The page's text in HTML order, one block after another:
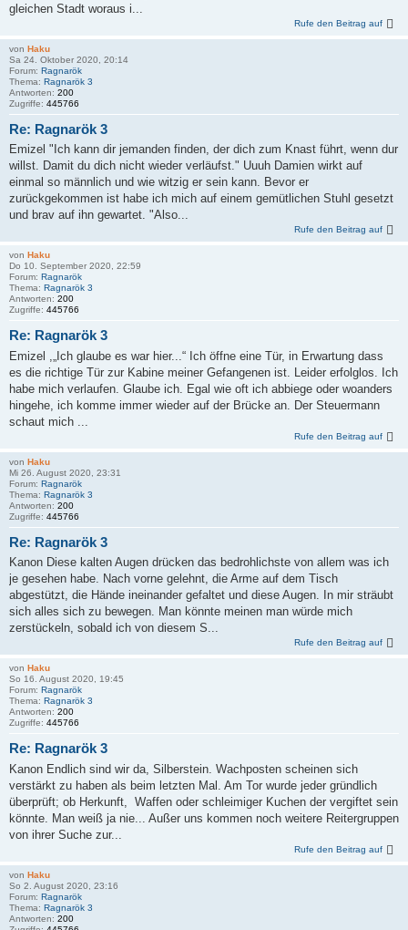
gleichen Stadt woraus i...
Rufe den Beitrag auf
von Haku
Sa 24. Oktober 2020, 20:14
Forum: Ragnarök
Thema: Ragnarök 3
Antworten: 200
Zugriffe: 445766
Re: Ragnarök 3
Emizel "Ich kann dir jemanden finden, der dich zum Knast führt, wenn dur
willst. Damit du dich nicht wieder verläufst." Uuuh Damien wirkt auf
einmal so männlich und wie witzig er sein kann. Bevor er
zurückgekommen ist habe ich mich auf einem gemütlichen Stuhl gesetzt
und brav auf ihn gewartet. "Also...
Rufe den Beitrag auf
von Haku
Do 10. September 2020, 22:59
Forum: Ragnarök
Thema: Ragnarök 3
Antworten: 200
Zugriffe: 445766
Re: Ragnarök 3
Emizel ,„Ich glaube es war hier...“ Ich öffne eine Tür, in Erwartung dass
es die richtige Tür zur Kabine meiner Gefangenen ist. Leider erfolglos. Ich
habe mich verlaufen. Glaube ich. Egal wie oft ich abbiege oder woanders
hingehe, ich komme immer wieder auf der Brücke an. Der Steuermann
schaut mich ...
Rufe den Beitrag auf
von Haku
Mi 26. August 2020, 23:31
Forum: Ragnarök
Thema: Ragnarök 3
Antworten: 200
Zugriffe: 445766
Re: Ragnarök 3
Kanon Diese kalten Augen drücken das bedrohlichste von allem was ich
je gesehen habe. Nach vorne gelehnt, die Arme auf dem Tisch
abgestützt, die Hände ineinander gefaltet und diese Augen. In mir sträubt
sich alles sich zu bewegen. Man könnte meinen man würde mich
zerstückeln, sobald ich von diesem S...
Rufe den Beitrag auf
von Haku
So 16. August 2020, 19:45
Forum: Ragnarök
Thema: Ragnarök 3
Antworten: 200
Zugriffe: 445766
Re: Ragnarök 3
Kanon Endlich sind wir da, Silberstein. Wachposten scheinen sich
verstärkt zu haben als beim letzten Mal. Am Tor wurde jeder gründlich
überprüft; ob Herkunft, Waffen oder schleimiger Kuchen der vergiftet sein
könnte. Man weiß ja nie... Außer uns kommen noch weitere Reitergruppen
von ihrer Suche zur...
Rufe den Beitrag auf
von Haku
So 2. August 2020, 23:16
Forum: Ragnarök
Thema: Ragnarök 3
Antworten: 200